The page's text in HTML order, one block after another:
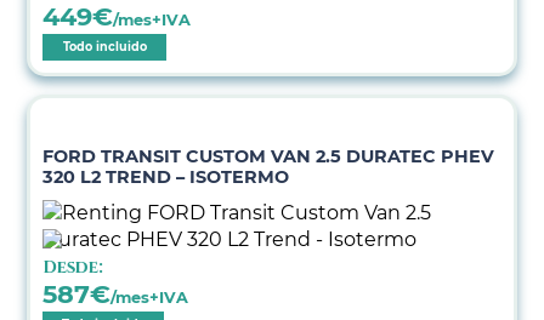
449€/mes+IVA
Todo incluido
FORD TRANSIT CUSTOM VAN 2.5 DURATEC PHEV
320 L2 TREND – ISOTERMO
Desde:
587€/mes+IVA